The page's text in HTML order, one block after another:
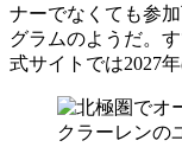
ナーでなくても参
グラムのようだ。
式サイトでは2027